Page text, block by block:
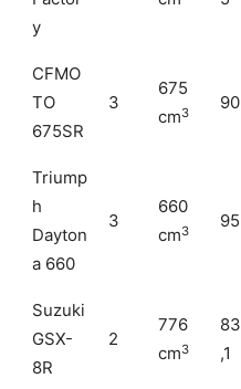
y
CFMO
TO
675SR
3
675
cm3 90
Triump
h
Dayton
a 660
3
660
cm3 95
Suzuki
GSX-
8R
2
776
cm3
83
,1